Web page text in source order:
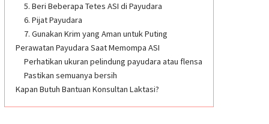
5. Beri Beberapa Tetes ASI di Payudara
6. Pijat Payudara
7. Gunakan Krim yang Aman untuk Puting
Perawatan Payudara Saat Memompa ASI
Perhatikan ukuran pelindung payudara atau flensa
Pastikan semuanya bersih
Kapan Butuh Bantuan Konsultan Laktasi?